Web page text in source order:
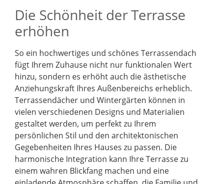
Die Schönheit der Terrasse
erhöhen
So ein hochwertiges und schönes Terrassendach
fügt Ihrem Zuhause nicht nur funktionalen Wert
hinzu, sondern es erhöht auch die ästhetische
Anziehungskraft Ihres Außenbereichs erheblich.
Terrassendächer und Wintergärten können in
vielen verschiedenen Designs und Materialien
gestaltet werden, um perfekt zu Ihrem
persönlichen Stil und den architektonischen
Gegebenheiten Ihres Hauses zu passen. Die
harmonische Integration kann Ihre Terrasse zu
einem wahren Blickfang machen und eine